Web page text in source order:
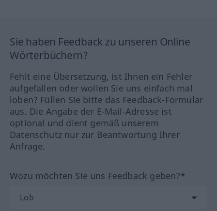
Sie haben Feedback zu unseren Online
Wörterbüchern?
Fehlt eine Übersetzung, ist Ihnen ein Fehler
aufgefallen oder wollen Sie uns einfach mal
loben? Füllen Sie bitte das Feedback-Formular
aus. Die Angabe der E-Mail-Adresse ist
optional und dient gemäß unserem
Datenschutz nur zur Beantwortung Ihrer
Anfrage.
Wozu möchten Sie uns Feedback geben?*